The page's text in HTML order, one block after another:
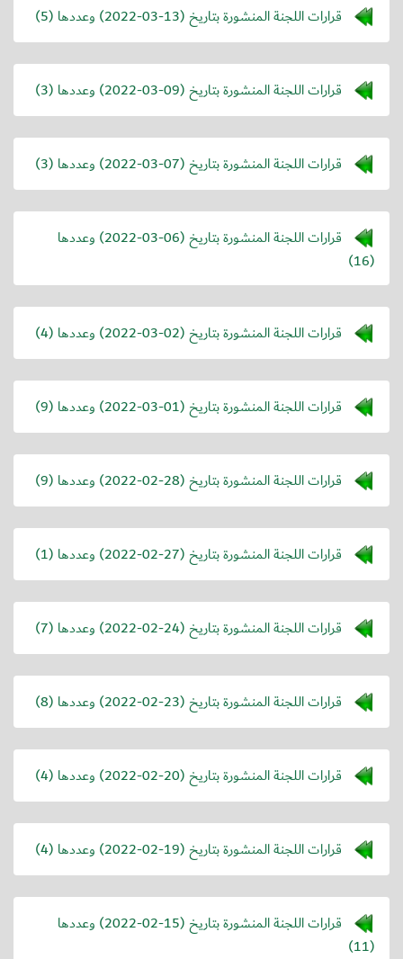
قرارات اللجنة المنشورة بتاريخ (2022-03-13) وعددها (5)
قرارات اللجنة المنشورة بتاريخ (2022-03-09) وعددها (3)
قرارات اللجنة المنشورة بتاريخ (2022-03-07) وعددها (3)
قرارات اللجنة المنشورة بتاريخ (2022-03-06) وعددها
(16)
قرارات اللجنة المنشورة بتاريخ (2022-03-02) وعددها (4)
قرارات اللجنة المنشورة بتاريخ (2022-03-01) وعددها (9)
قرارات اللجنة المنشورة بتاريخ (2022-02-28) وعددها (9)
قرارات اللجنة المنشورة بتاريخ (2022-02-27) وعددها (1)
قرارات اللجنة المنشورة بتاريخ (2022-02-24) وعددها (7)
قرارات اللجنة المنشورة بتاريخ (2022-02-23) وعددها (8)
قرارات اللجنة المنشورة بتاريخ (2022-02-20) وعددها (4)
قرارات اللجنة المنشورة بتاريخ (2022-02-19) وعددها (4)
قرارات اللجنة المنشورة بتاريخ (2022-02-15) وعددها
(11)